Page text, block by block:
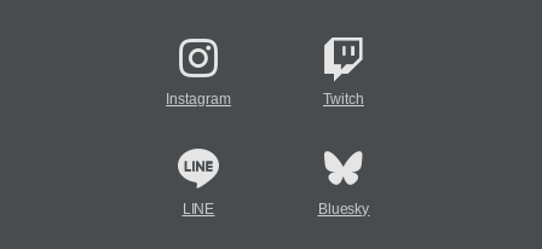
Instagram Twitch
LINE Bluesky